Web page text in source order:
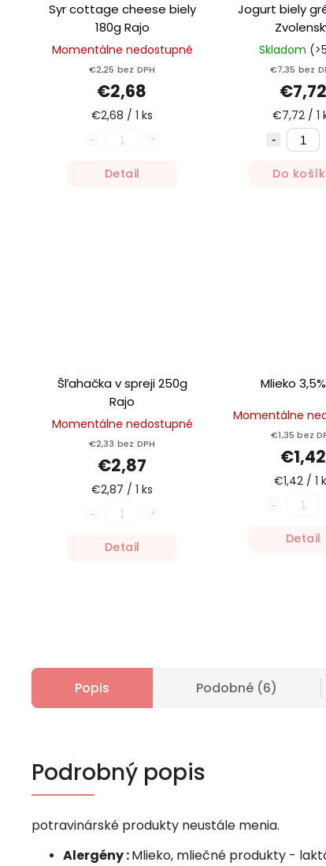
Syr cottage cheese biely
180g Rajo
Momentálne nedostupné
€2,25 bez DPH
€2,68
€2,68 / 1 ks
Detail
Jogurt biely
Skladom
€7,35 bez
€7,72
€7,72 / 1
Do
Šľahačka v spreji 250g
Rajo
Momentálne nedostupné
€2,33 bez DPH
€2,87
€2,87 / 1 ks
Detail
Mlieko 3,5%
Momentálne
€1,35 bez
€1,42
€1,42 / 1
Detail
Popis Podobné (6)
Podrobný popis
potravinárské produkty neustále menia.
Alergény :Mlieko, mliečné produkty -